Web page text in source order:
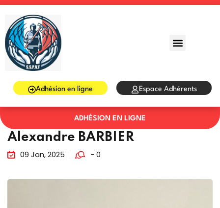
Adhésion en ligne Espace Adhérents
ADHÉSION EN LIGNE
Alexandre BARBIER
09 Jan, 2025 - 0
Don’t have an account?